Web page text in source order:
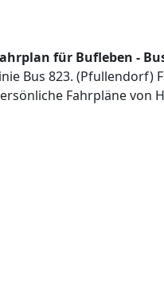
für Bufleben -
Bus 823. (Pfullendorf)
Fahrpläne von